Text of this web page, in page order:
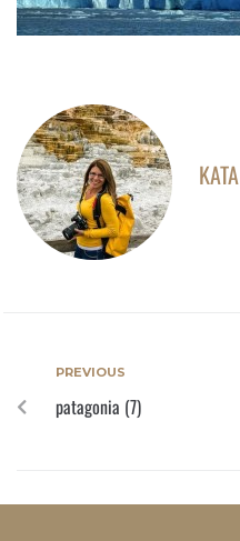
KATA
PREVIOUS
patagonia (7)